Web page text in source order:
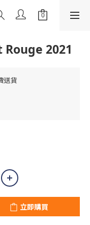
2021
送貨
立即購買